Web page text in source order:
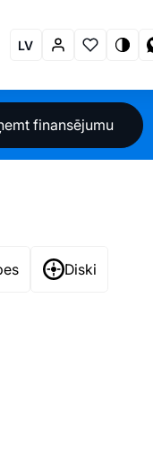
LV
finansējumu
Diski